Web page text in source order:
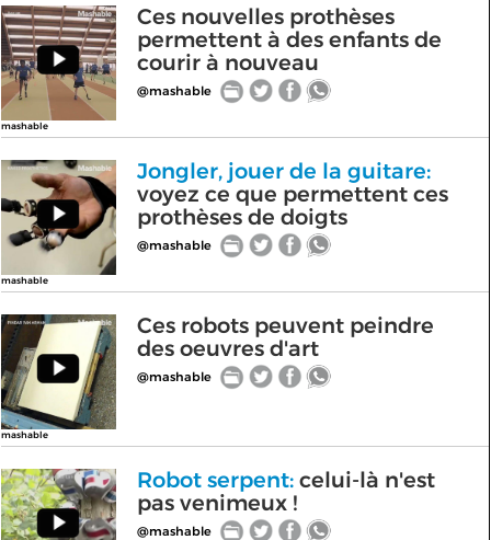
mashable
Ces nouvelles prothèses
permettent à des enfants de
courir à nouveau
@mashable
mashable
Jongler, jouer de la guitare:
voyez ce que permettent ces
prothèses de doigts
@mashable
mashable
Ces robots peuvent peindre
des oeuvres d'art
@mashable
Robot serpent:celui-là n'est
pas venimeux !
@mashable